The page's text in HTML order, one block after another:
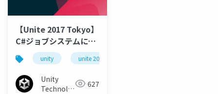
【Unite 2017 Tokyo】
C#ジョブシステムによ
るモバイルゲームのパ
フォーマンス向上テク
ニック
unity unite 2017 tokyo
Unity
Technologies 627